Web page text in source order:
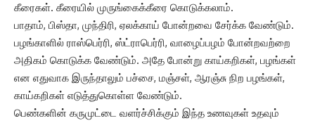
கீரைகள். கீரையில் முருங்கைக்கீரை கொடுக்கலாம்.
பாதாம், பிஸ்தா, முந்திரி, ஏலக்காய் போன்றவை சேர்க்க வேண்டும்.
பழங்காளில் ராஸ்பெர்ரி, ஸ்ட்ராபெர்ரி, வாழைப்பழம் போன்றவற்றை
அதிகம் கொடுக்க வேண்டும். அதே போன்று காய்கறிகள், பழங்கள்
என எதுவாக இருந்தாலும் பச்சை, மஞ்சள், ஆரஞ்சு நிற பழங்கள்,
காய்கறிகள் எடுத்துகொள்ள வேண்டும்.
பெண்களின் கருமுட்டை வளர்ச்சிக்கும் இந்த உணவுகள் உதவும்